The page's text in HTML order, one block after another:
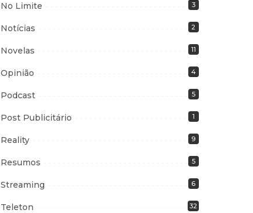
No Limite 3
Notícias 2
Novelas 11
Opinião 4
Podcast 5
Post Publicitário 1
Reality 9
Resumos 5
Streaming 6
Teleton 32